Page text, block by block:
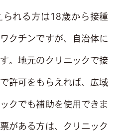
られる方は18歳から接種
クチンですが、自治体に
。地元のクリニックで接
許可をもらえれば、広域
クでも補助を使用できま
がある方は、クリニック